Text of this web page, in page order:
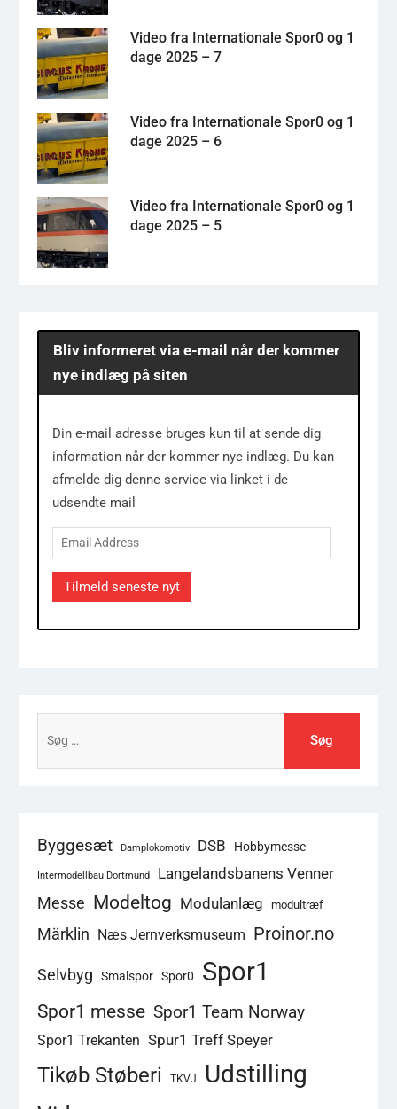
Video fra Internationale Spor0 og 1
dage 2025 – 7
Video fra Internationale Spor0 og 1
dage 2025 – 6
Video fra Internationale Spor0 og 1
dage 2025 – 5
Bliv informeret via e-mail når der kommer
nye indlæg på siten
Din e-mail adresse bruges kun til at sende dig
information når der kommer nye indlæg. Du kan
afmelde dig denne service via linket i de
udsendte mail
Email
Address
Tilmeld seneste nyt
efter:
Byggesæt Damplokomotiv DSB Hobbymesse
Intermodellbau Dortmund
Langelandsbanens Venner
Messe Modeltog Modulanlæg modultræf
Märklin Næs Jernverksmuseum Proinor.no
Selvbyg Smalspor Spor0 Spor1
Spor1 messe Spor1 Team Norway
Spor1 Trekanten Spur1 Treff Speyer
Tikøb Støberi TKVJ Udstilling